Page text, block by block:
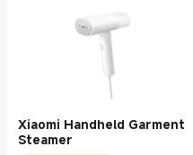
Xiaomi Handheld Garment
Steamer